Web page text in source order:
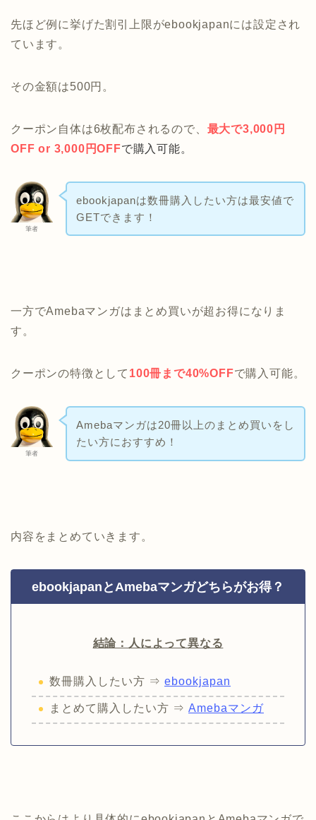
先ほど例に挙げた割引上限がebookjapanには設定され
ています。
その金額は500円。
クーポン自体は6枚配布されるので、 最大で3,000円
OFF or 3,000円OFFで購入可能。
筆者
ebookjapanは数冊購入したい方は最安値で
GETできます！
一方でAmebaマンガはまとめ買いが超お得になりま
す。
クーポンの特徴として 100冊まで40%OFFで購入可能。
筆者
Amebaマンガは20冊以上のまとめ買いをし
たい方におすすめ！
内容をまとめていきます。
ebookjapanとAmebaマンガどちらがお得？
結論： 人によって異なる
数冊購入したい方 ⇒ ebookjapan
まとめて購入したい方 ⇒ Amebaマンガ